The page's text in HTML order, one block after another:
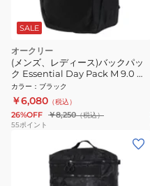
SALE
オークリー
(メンズ、レディース)バックパッ
ク Essential Day Pack M 9.0 黒
28L FOS901982-081 リュック デ
イバッグ 通勤 通学 撥水
カラー ： ブラック
￥6,080 （税込）
26%OFF ￥8,250（税込）
55ポイント